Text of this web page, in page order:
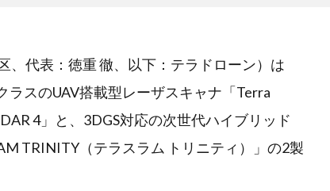
、代表：徳重 徹、以下：テラドローン）は
スのUAV搭載型レーザスキャナ「Terra
4」と、3DGS対応の次世代ハイブリッド
TRINITY（テラスラム トリニティ）」の2製